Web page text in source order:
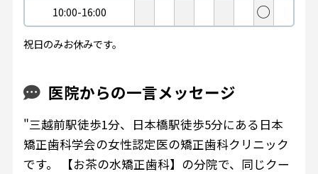
10:00-16:00 ◯
祝日のみお休みです。
医院からの一言メッセージ
"三越前駅徒歩1分、日本橋駅徒歩5分にある日本
矯正歯科学会の女性認定医の矯正歯科クリニック
です。 【お茶の水矯正歯科】の分院で、同じクー